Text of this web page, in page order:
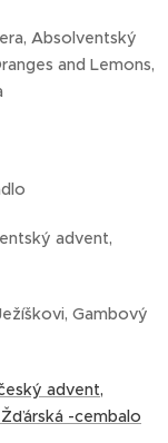
Absolventský
and Lemons,
advent,
Gambový
advent,
-cembalo